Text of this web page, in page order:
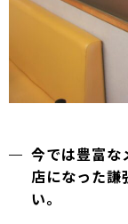
今では豊富な
店になった謙
い。